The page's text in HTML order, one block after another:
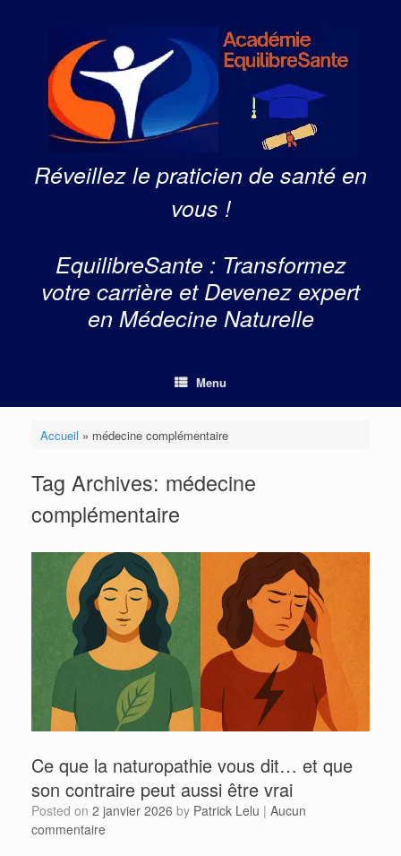
Réveillez le praticien de santé en
vous !
EquilibreSante : Transformez
votre carrière et Devenez expert
en Médecine Naturelle
Menu
Accueil » médecine complémentaire
Tag Archives: médecine
complémentaire
Ce que la naturopathie vous dit… et que
son contraire peut aussi être vrai
Posted on 2 janvier 2026 by Patrick Lelu | Aucun
commentaire